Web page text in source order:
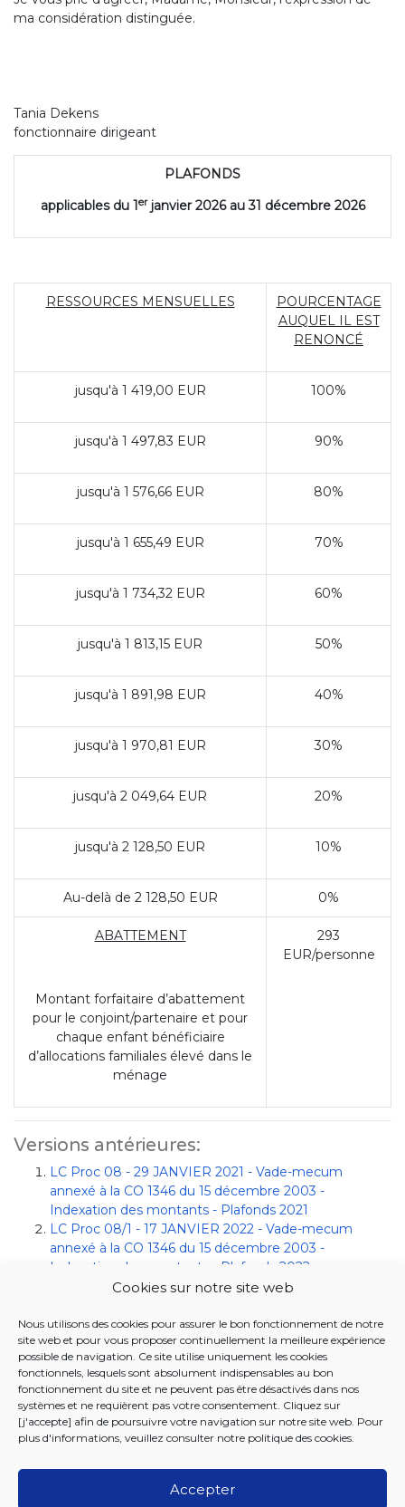
Cookies sur notre site web
Nous utilisons des cookies pour assurer le bon fonctionnement de notre
site web et pour vous proposer continuellement la meilleure expérience
possible de navigation. Ce site utilise uniquement les cookies
fonctionnels, lesquels sont absolument indispensables au bon
fonctionnement du site et ne peuvent pas être désactivés dans nos
systèmes et ne requièrent pas votre consentement. Cliquez sur
[j'accepte] afin de poursuivre votre navigation sur notre site web. Pour
plus d'informations, veuillez consulter notre politique des cookies.
Accepter
ma considération distinguée.
Tania Dekens
fonctionnaire dirigeant
PLAFONDS
applicables du 1erjanvier 2026 au 31 décembre 2026
RESSOURCES MENSUELLES
POURCENTAGE
AUQUEL IL EST
RENONCÉ
jusqu'à 1 419,00 EUR 100%
jusqu'à 1 497,83 EUR 90%
jusqu'à 1 576,66 EUR 80%
jusqu'à 1 655,49 EUR 70%
jusqu'à 1 734,32 EUR 60%
jusqu'à 1 813,15 EUR 50%
jusqu'à 1 891,98 EUR 40%
jusqu'à 1 970,81 EUR 30%
jusqu'à 2 049,64 EUR 20%
jusqu'à 2 128,50 EUR 10%
Au-delà de 2 128,50 EUR 0%
ABATTEMENT
Montant forfaitaire d’abattement
pour le conjoint/partenaire et pour
chaque enfant bénéficiaire
d’allocations familiales élevé dans le
ménage
293
EUR/personne
Versions antérieures:
LC Proc 08 - 29 JANVIER 2021 - Vade-mecum
annexé à la CO 1346 du 15 décembre 2003 -
Indexation des montants - Plafonds 2021
LC Proc 08/1 - 17 JANVIER 2022 - Vade-mecum
annexé à la CO 1346 du 15 décembre 2003 -
Indexation des montants - Plafonds 2022
LC Proc 08/2 - 19 JANVIER 2023 - Vade-mecum
Indexation des montants - Plafonds 2023
LC Proc 08/3 - 15 JANVIER 2024 - Vade-mecum
annexé à la CO 1346 du 15 décembre 2003 -
Indexation des montants - Plafonds 2024
LC Proc 08/4 - 18 DÉCEMBRE 2024 - Vade-mecum
annexé à la CO 1346 du 15 décembre 2003 -
Indexation des montants - Plafonds 2025